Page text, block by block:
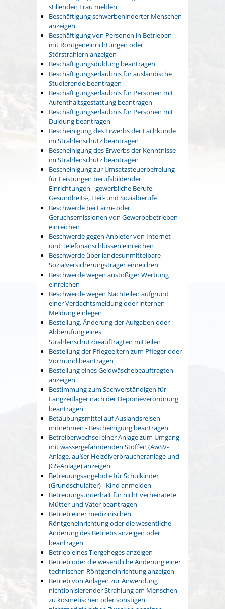
stillenden Frau melden
Beschäftigung schwerbehinderter Menschen
anzeigen
Beschäftigung von Personen in Betrieben
mit Röntgeneinrichtungen oder
Störstrahlern anzeigen
Beschäftigungsduldung beantragen
Beschäftigungserlaubnis für ausländische
Studierende beantragen
Beschäftigungserlaubnis für Personen mit
Aufenthaltsgestattung beantragen
Beschäftigungserlaubnis für Personen mit
Duldung beantragen
Bescheinigung des Erwerbs der Fachkunde
im Strahlenschutz beantragen
Bescheinigung des Erwerbs der Kenntnisse
im Strahlenschutz beantragen
Bescheinigung zur Umsatzsteuerbefreiung
für Leistungen berufsbildender
Einrichtungen - gewerbliche Berufe,
Gesundheits-, Heil- und Sozialberufe
Beschwerde bei Lärm- oder
Geruchsemissionen von Gewerbebetrieben
einreichen
Beschwerde gegen Anbieter von Internet-
und Telefonanschlüssen einreichen
Beschwerde über landesunmittelbare
Sozialversicherungsträger einreichen
Beschwerde wegen anstößiger Werbung
einreichen
Beschwerde wegen Nachteilen aufgrund
einer Verdachtsmeldung oder internen
Meldung einlegen
Bestellung, Änderung der Aufgaben oder
Abberufung eines
Strahlenschutzbeauftragten mitteilen
Bestellung der Pflegeeltern zum Pfleger oder
Vormund beantragen
Bestellung eines Geldwäschebeauftragten
anzeigen
Bestimmung zum Sachverständigen für
Langzeitlager nach der Deponieverordnung
beantragen
Betäubungsmittel auf Auslandsreisen
mitnehmen - Bescheinigung beantragen
Betreiberwechsel einer Anlage zum Umgang
mit wassergefährdenden Stoffen (AwSV-
Anlage, außer Heizölverbraucheranlage und
JGS-Anlage) anzeigen
Betreuungsangebote für Schulkinder
(Grundschulalter) - Kind anmelden
Betreuungsunterhalt für nicht verheiratete
Mütter und Väter beantragen
Betrieb einer medizinischen
Röntgeneinrichtung oder die wesentliche
Änderung des Betriebs anzeigen oder
beantragen
Betrieb eines Tiergeheges anzeigen
Betrieb oder die wesentliche Änderung einer
technischen Röntgeneinrichtung anzeigen
Betrieb von Anlagen zur Anwendung
nichtionisierender Strahlung am Menschen
zu kosmetischen oder sonstigen